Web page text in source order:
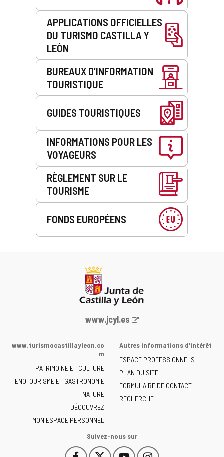
APPLICATIONS OFFICIELLES
DU TURISMO CASTILLA Y
LEÓN
BUREAUX D’INFORMATION
TOURISTIQUE
GUIDES TOURISTIQUES
INFORMATIONS POUR LES
VOYAGEURS
RÈGLEMENT SUR LE
TOURISME
FONDS EUROPÉENS
Portail
la
de
Castilla
y
León
-
www.jcyl.es
www.turismocastillayleon.co
m
PATRIMOINE ET CULTURE
ENOTOURISME ET GASTRONOMIE
NATURE
DÉCOUVREZ
MON ESPACE PERSONNEL
Autres informations d'intérêt
ESPACE PROFESSIONNELS
PLAN DU SITE
FORMULAIRE DE CONTACT
RECHERCHE
Suivez-nous sur